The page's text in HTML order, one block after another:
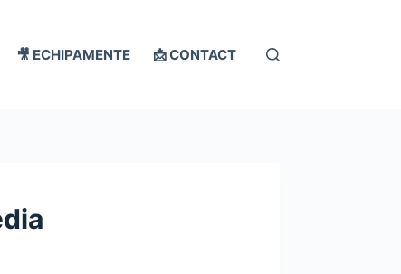
🎥 ECHIPAMENTE 📩 CONTACT